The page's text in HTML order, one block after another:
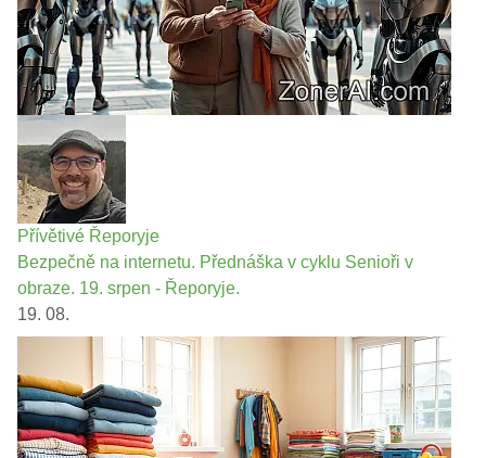
Přívětivé Řeporyje
Bezpečně na internetu. Přednáška v cyklu Senioři v
obraze. 19. srpen - Řeporyje.
19. 08.